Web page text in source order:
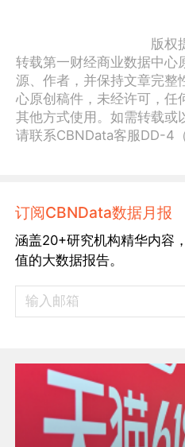
版权
转载第一财经商业数据中心
源、作者，并保持文章完整
心原创稿件，未经许可，任
其他方式使用。如需转载或
请联系CBNData客服DD-4
订阅CBNData数据月报
涵盖20+研究机构精华内容
值的大数据报告。